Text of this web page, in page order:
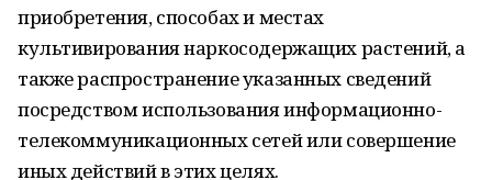
приобретения, способах и местах
культивирования наркосодержащих растений, а
также распространение указанных сведений
посредством использования информационно-
телекоммуникационных сетей или совершение
иных действий в этих целях.